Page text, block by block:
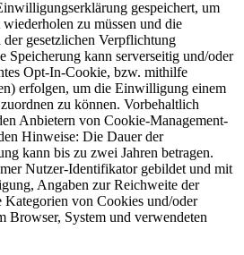
gespeichert, um
zu müssen und die
gesetzlichen Verpflichtung
Speicherung kann serverseitig und/oder
Opt-In-Cookie, bzw. mithilfe
erfolgen, um die Einwilligung einem
zu können. Vorbehaltlich
Anbietern von Cookie-Management-
Hinweise: Die Dauer der
kann bis zu zwei Jahren betragen.
Nutzer-Identifikator gebildet und mit
Angaben zur Reichweite der
von Cookies und/oder
Browser, System und verwendeten